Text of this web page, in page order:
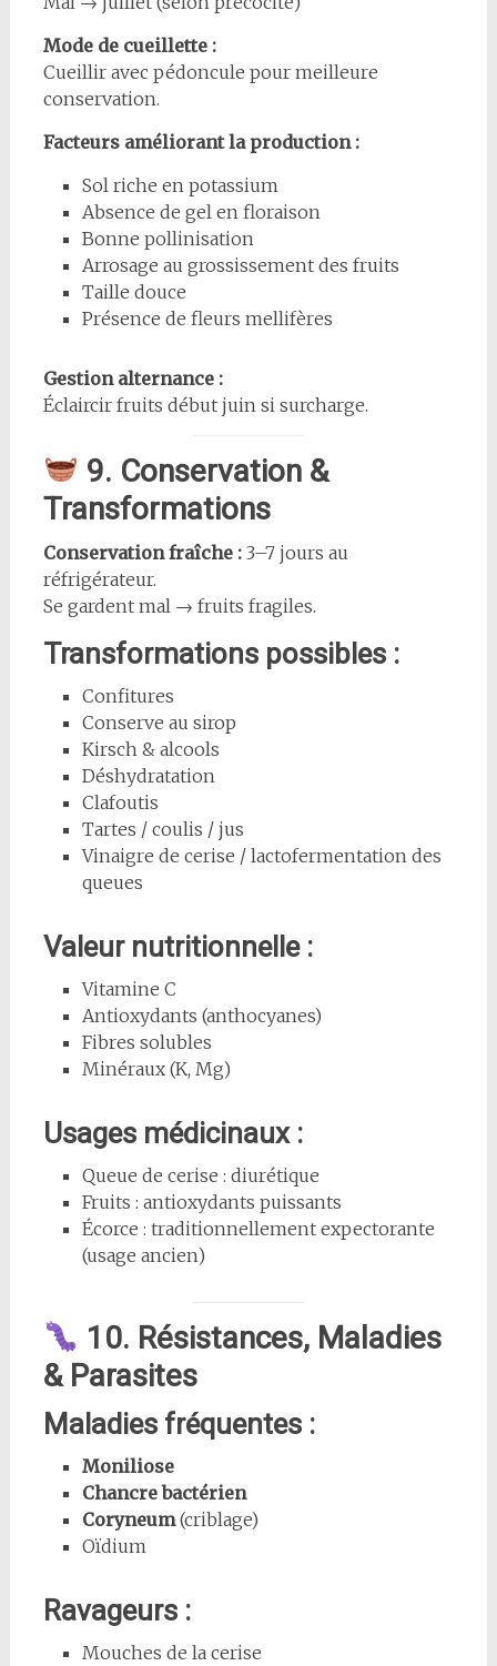
Mode de cueillette :
Cueillir avec pédoncule pour meilleure
conservation.
Facteurs améliorant la production :
Sol riche en potassium
Absence de gel en floraison
Bonne pollinisation
Arrosage au grossissement des fruits
Taille douce
Présence de fleurs mellifères
Gestion alternance :
Éclaircir fruits début juin si surcharge.
9. Conservation &
Transformations
Conservation fraîche :3–7 jours au
réfrigérateur.
Se gardent mal → fruits fragiles.
Transformations possibles :
Confitures
Conserve au sirop
Kirsch & alcools
Déshydratation
Clafoutis
Tartes / coulis / jus
Vinaigre de cerise / lactofermentation des
queues
Valeur nutritionnelle :
Vitamine C
Antioxydants (anthocyanes)
Fibres solubles
Minéraux (K, Mg)
Usages médicinaux :
Queue de cerise : diurétique
Fruits : antioxydants puissants
Écorce : traditionnellement expectorante
(usage ancien)
10. Résistances, Maladies
& Parasites
Maladies fréquentes :
Moniliose
Chancre bactérien
Coryneum(criblage)
Oïdium
Ravageurs :
Mouches de la cerise